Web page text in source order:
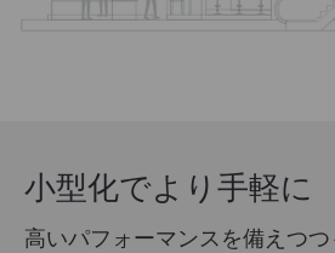
小型化でより手軽に
高いパフォーマンスを備えつ